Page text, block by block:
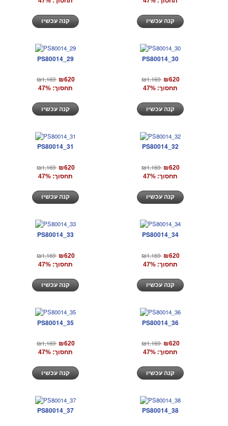
PS80014_29
₪1,169 ₪620
תחסוך: 47%
PS80014_30
₪1,169 ₪620
תחסוך: 47%
PS80014_31
₪1,169 ₪620
תחסוך: 47%
PS80014_32
₪1,169 ₪620
תחסוך: 47%
PS80014_33
₪1,169 ₪620
תחסוך: 47%
PS80014_34
₪1,169 ₪620
תחסוך: 47%
PS80014_35
₪1,169 ₪620
תחסוך: 47%
PS80014_36
₪1,169 ₪620
תחסוך: 47%
PS80014_37 PS80014_38